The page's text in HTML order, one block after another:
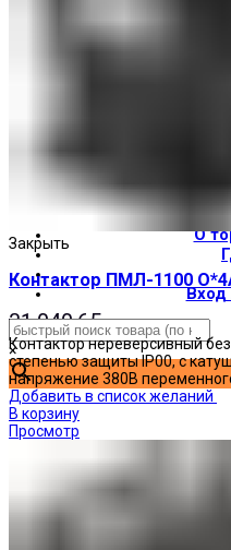
Печатные платы
О
Вход
×
Закрыть
Контактор ПМЛ-1100
₴1,040.65
Контактор нереверсивный
степенью защиты IP00, с
напряжение 380В
Добавить в список желаний
В корзину
Просмотр